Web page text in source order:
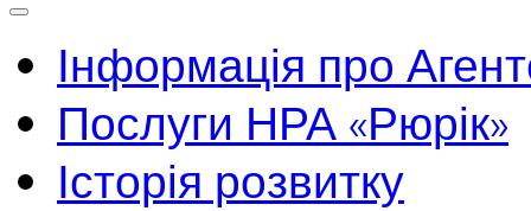
Інформація про
Послуги НРА «Рюрік»
Історія розвитку